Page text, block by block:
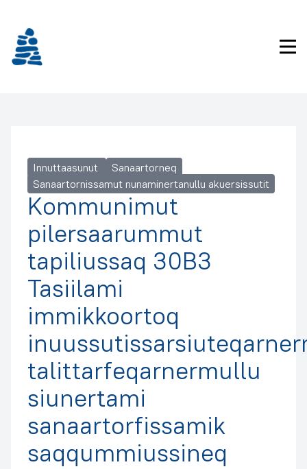
Innuttaasunut
Sanaartorneq
Sanaartornissamut nunaminertanullu akuersissutit
Kommunimut
pilersaarummut
tapiliussaq 30B3
Tasiilami
immikkoortoq
talittarfeqarnermullu
siunertami
sanaartorfissamik
saqqummiussineq